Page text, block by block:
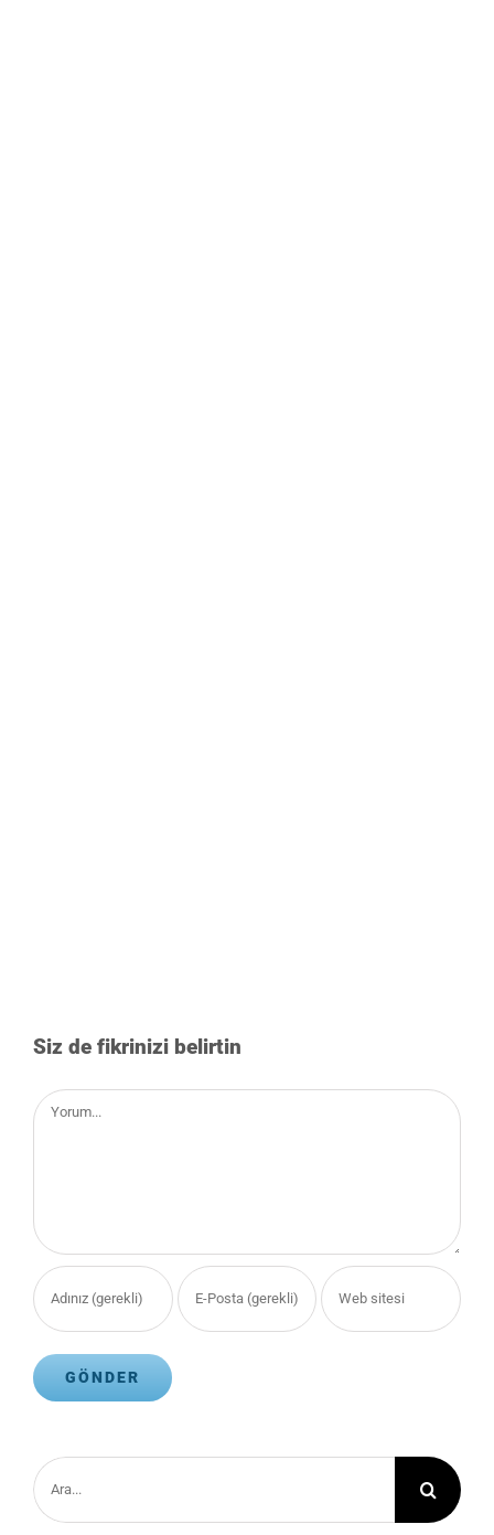
Siz de fikrinizi belirtin
Comment
Ara: